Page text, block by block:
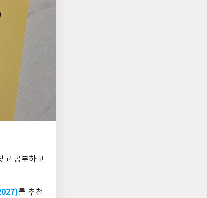
고 공부하고
를 추천